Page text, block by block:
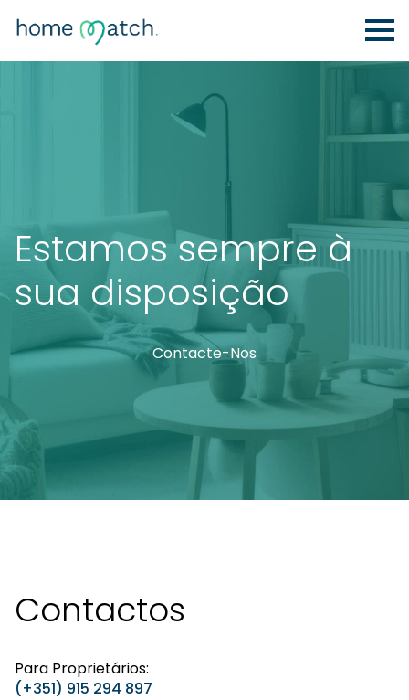
Estamos sempre à
sua disposição
Contacte-Nos
Contactos
Para Proprietários:
(+351) 915 294 897